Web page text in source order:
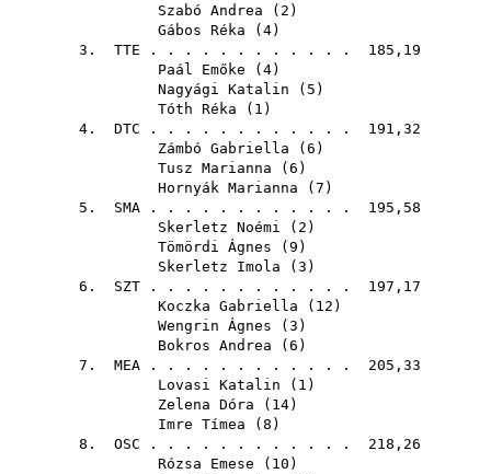
Szabó Andrea ( 2 )
Gábos Réka ( 4)
3. TTE . . . . . . . . . . . . 185,19
Paál Emőke ( 4)
Nagyági Katalin ( 5 )
Tóth Réka ( 1 )
4. DTC . . . . . . . . . . . . 191,32
Zámbó Gabriella ( 6 )
Tusz Marianna ( 6 )
Hornyák Marianna ( 7 )
5. SMA . . . . . . . . . . . . 195,58
Skerletz Noémi ( 2 )
Tömördi Ágnes ( 9 )
Skerletz Imola ( 3 )
6. SZT . . . . . . . . . . . . 197,17
Koczka Gabriella ( 12 )
Wengrin Ágnes ( 3 )
Bokros Andrea ( 6 )
7. MEA . . . . . . . . . . . . 205,33
Lovasi Katalin ( 1 )
Zelena Dóra ( 14)
Imre Tímea ( 8 )
8. OSC . . . . . . . . . . . . 218,26
Rózsa Emese ( 10 )